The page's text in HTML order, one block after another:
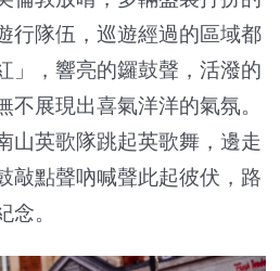
行隊伍，巡遊經過的區域都
」，響亮的鑼鼓聲，活潑的
不展現出喜氣洋洋的氣氛。
山英歌隊跳起英歌舞，邊走
敲點聲吶喊聲此起彼伏，路
念。